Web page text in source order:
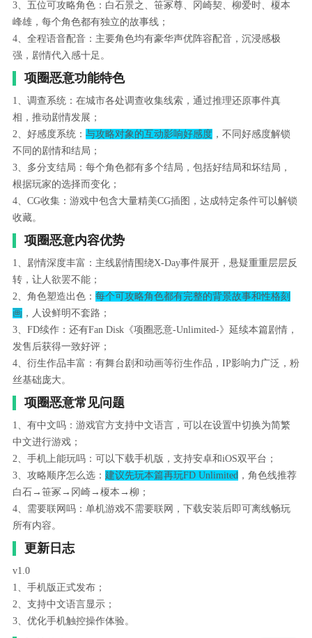
3、五位可攻略角色：白石景之、笹冢尊、冈崎契、柳爱时、榎本
峰雄，每个角色都有独立的故事线；
4、全程语音配音：主要角色均有豪华声优阵容配音，沉浸感极
强，剧情代入感十足。
项圈恶意功能特色
1、调查系统：在城市各处调查收集线索，通过推理还原事件真
相，推动剧情发展；
2、好感度系统： 与攻略对象的互动影响好感度，不同好感度解锁
不同的剧情和结局；
3、多分支结局：每个角色都有多个结局，包括好结局和坏结局，
根据玩家的选择而变化；
4、CG收集：游戏中包含大量精美CG插图，达成特定条件可以解锁
收藏。
项圈恶意内容优势
1、剧情深度丰富：主线剧情围绕X-Day事件展开，悬疑重重层层反
转，让人欲罢不能；
2、角色塑造出色： 每个可攻略角色都有完整的背景故事和性格刻
画，人设鲜明不套路；
3、FD续作：还有Fan Disk《项圈恶意-Unlimited-》延续本篇剧情，
发售后获得一致好评；
4、衍生作品丰富：有舞台剧和动画等衍生作品，IP影响力广泛，粉
丝基础庞大。
项圈恶意常见问题
1、有中文吗：游戏官方支持中文语言，可以在设置中切换为简繁
中文进行游戏；
2、手机上能玩吗：可以下载手机版，支持安卓和iOS双平台；
3、攻略顺序怎么选： 建议先玩本篇再玩FD Unlimited ，角色线推荐
白石→笹冢→冈崎→榎本→柳；
4、需要联网吗：单机游戏不需要联网，下载安装后即可离线畅玩
所有内容。
更新日志
v1.0
1、手机版正式发布；
2、支持中文语言显示；
3、优化手机触控操作体验。